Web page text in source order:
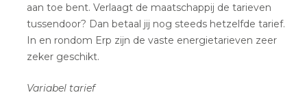
aan toe bent. Verlaagt de maatschappij de tarieven
tussendoor? Dan betaal jij nog steeds hetzelfde tarief.
In en rondom Erp zijn de vaste energietarieven zeer
zeker geschikt.
Variabel tarief